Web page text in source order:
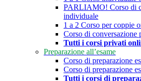
PARLIAMO! Corso di
individuale
1 a 2 Corso per coppie
Corso di conversazione
Tutti i corsi privati
Preparazione all’esame
Corso di preparazione
Corso di preparazione
Tutti i corsi di